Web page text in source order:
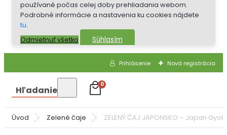
používané počas celej doby prehliadania webom.
Podrobné informácie a nastavenia ku cookies nájdete
tu.
Odmietnuť všetko
Súhlasím
Prihlásenie Nová registrácia
Hľadanie
0
Úvod Zelené čaje ZELENÝ ČAJ JAPONSKO – Japan